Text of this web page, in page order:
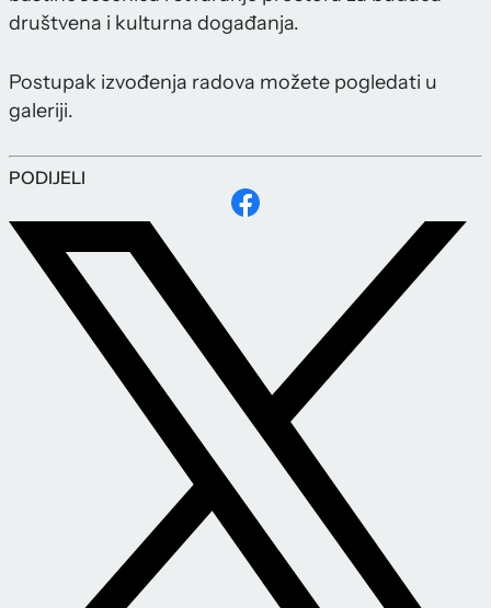
društvena i kulturna događanja.
Postupak izvođenja radova možete pogledati u
galeriji.
PODIJELI